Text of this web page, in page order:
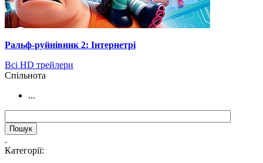
Ральф-руйнівник 2: Інтернетрі
Всі HD трейлери
Cпільнота
...
.
Категорії: